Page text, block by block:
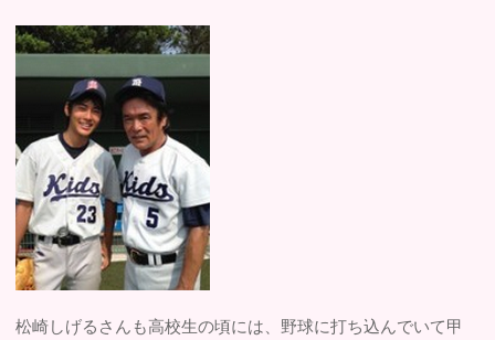
松崎しげるさんも高校生の頃には、野球に打ち込んでいて甲